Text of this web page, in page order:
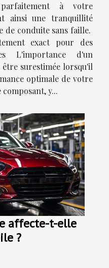
parfaitement à votre
ainsi une tranquillité
de conduite sans faille.
exact pour des
L'importance d'un
surestimée lorsqu'il
optimale de votre
y...
affecte-t-elle
?